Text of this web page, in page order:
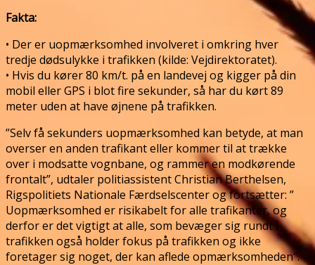
Fakta:
• Der er uopmærksomhed involveret i omkring hver
tredje dødsulykke i trafikken (kilde: Vejdirektoratet).
• Hvis du kører 80 km/t. på en landevej og kigger på din
mobil eller GPS i blot fire sekunder, så har du kørt 89
meter uden at have øjnene på trafikken.
”Selv få sekunders uopmærksomhed kan betyde, at man
overser en anden trafikant eller kommer til at trække
over i modsatte vognbane, og rammer en modkørende
frontalt”, udtaler politiassistent Christian Berthelsen,
Rigspolitiets Nationale Færdselscenter og fortsætter: ”
Uopmærksomhed er risikabelt for alle trafikanter, og
derfor er det vigtigt at alle, som bevæger sig rundt i
trafikken også holder fokus på trafikken og ikke
foretager sig noget, der kan aflede opmærksomheden”.